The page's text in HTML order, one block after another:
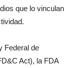
que lo vinculan
Federal de
Act), la FDA